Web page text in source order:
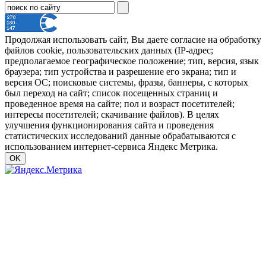
Продолжая использовать сайт, Вы даете согласие на обработку
файлов cookie, пользовательских данных (IP-адрес;
предполагаемое географическое положение; тип, версия, язык
браузера; тип устройства и разрешение его экрана; тип и
версия ОС; поисковые системы, фразы, баннеры, с которых
был переход на сайт; список посещенных страниц и
проведенное время на сайте; пол и возраст посетителей;
интересы посетителей; скачивание файлов). В целях
улучшения функционирования сайта и проведения
статистических исследований данные обрабатываются с
использованием интернет-сервиса Яндекс Метрика.
OK